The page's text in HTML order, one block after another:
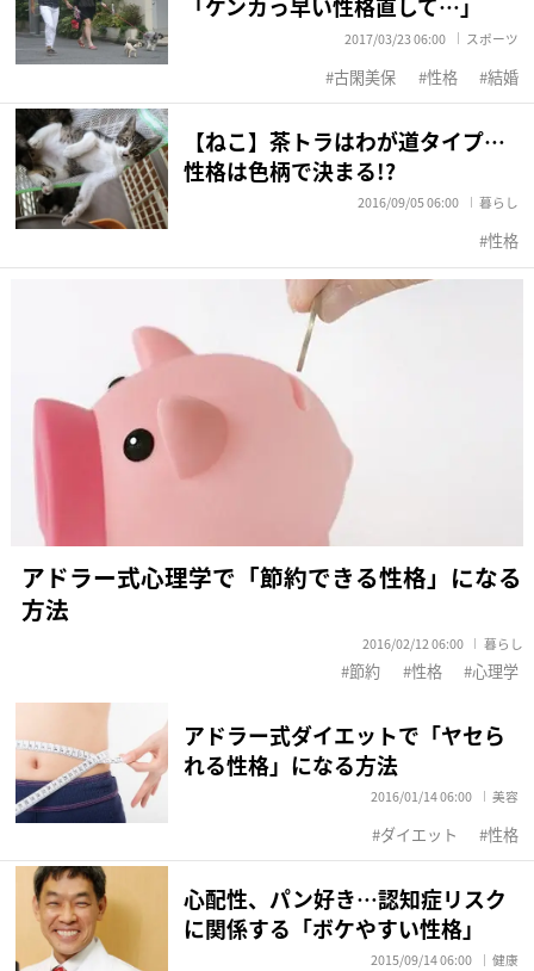
「ケンカっ早い性格直して…」
2017/03/23 06:00 スポーツ
古閑美保 性格 結婚
【ねこ】茶トラはわが道タイプ…
性格は色柄で決まる!?
2016/09/05 06:00 暮らし
性格
アドラー式心理学で「節約できる性格」になる
方法
2016/02/12 06:00 暮らし
節約 性格 心理学
アドラー式ダイエットで「ヤセら
れる性格」になる方法
2016/01/14 06:00 美容
ダイエット 性格
心配性、パン好き…認知症リスク
に関係する「ボケやすい性格」
2015/09/14 06:00 健康